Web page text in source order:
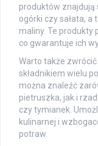
produktów znajdują
ogórki czy sałata, a
maliny. Te produkty
co gwarantuje ich
Warto także zwrócić
składnikiem wielu
można znaleźć
pietruszka, jak i
czy tymianek.
kulinarnej i
potraw.